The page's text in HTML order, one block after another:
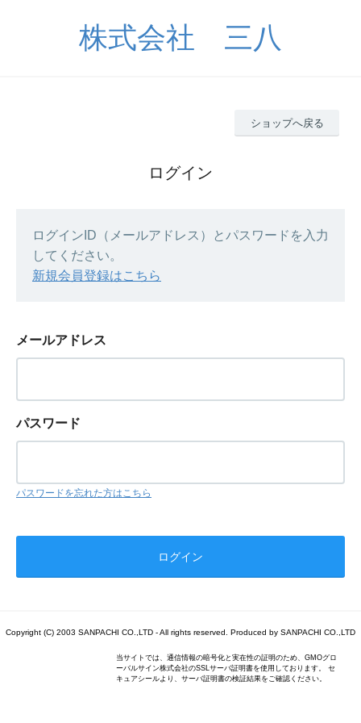
株式会社 三八
ショップへ戻る
ログイン
ログインID（メールアドレス）とパスワードを入力
してください。
新規会員登録はこちら
メールアドレス
パスワード
パスワードを忘れた方はこちら
Copyright (C) 2003 SANPACHI CO.,LTD - All rights reserved. Produced by SANPACHI CO.,LTD
当サイトでは、通信情報の暗号化と実在性の証明のため、GMOグロ
ーバルサイン株式会社のSSLサーバ証明書を使用しております。 セ
キュアシールより、サーバ証明書の検証結果をご確認ください。